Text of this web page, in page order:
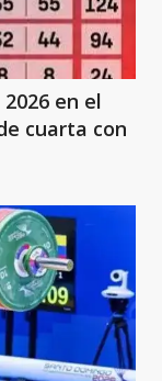
en el
cuarta con